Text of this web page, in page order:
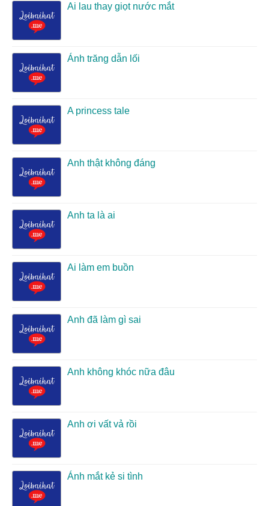
Ai lau thay giọt nước mắt
Ánh trăng dẫn lối
A princess tale
Anh thật không đáng
Anh ta là ai
Ai làm em buồn
Anh đã làm gì sai
Anh không khóc nữa đâu
Anh ơi vất vả rồi
Ánh mắt kẻ si tình